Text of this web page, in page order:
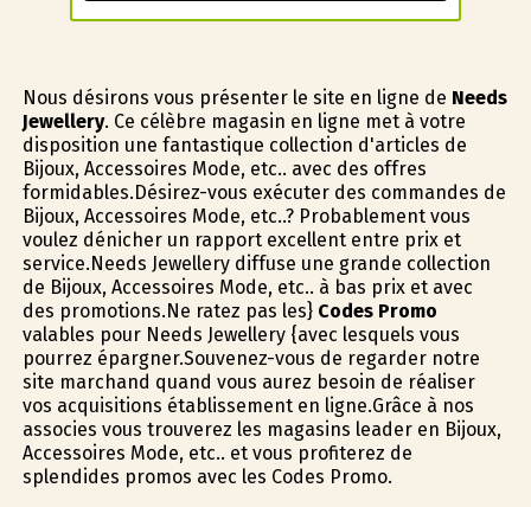
Nous désirons vous présenter le site en ligne de Needs
Jewellery. Ce célèbre magasin en ligne met à votre
disposition une fantastique collection d'articles de
Bijoux, Accessoires Mode, etc.. avec des offres
formidables.Désirez-vous exécuter des commandes de
Bijoux, Accessoires Mode, etc..? Probablement vous
voulez dénicher un rapport excellent entre prix et
service.Needs Jewellery diffuse une grande collection
de Bijoux, Accessoires Mode, etc.. à bas prix et avec
des promotions.Ne ratez pas les} Codes Promo
valables pour Needs Jewellery {avec lesquels vous
pourrez épargner.Souvenez-vous de regarder notre
site marchand quand vous aurez besoin de réaliser
vos acquisitions établissement en ligne.Grâce à nos
associes vous trouverez les magasins leader en Bijoux,
Accessoires Mode, etc.. et vous profiterez de
splendides promos avec les Codes Promo.